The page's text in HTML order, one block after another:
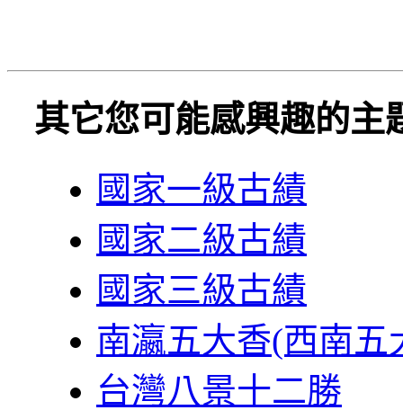
其它您可能感興趣的主
國家一級古績
國家二級古績
國家三級古績
南瀛五大香(西南五
台灣八景十二勝